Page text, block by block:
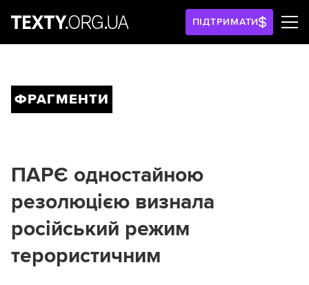
ПІДТРИМАТИ
ФРАГМЕНТИ
ПАРЄ одностайною
резолюцією визнала
російський режим
терористичним